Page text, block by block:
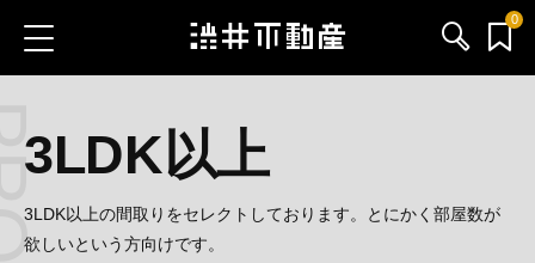
0
3LDK以上
3LDK以上の間取りをセレクトしております。とにかく部屋数が
欲しいという方向けです。